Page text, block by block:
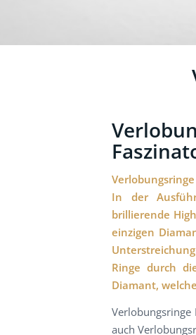
In der
brillierende
einzigen
Ringe durch
Diamant,
Verlobungsringe
auch